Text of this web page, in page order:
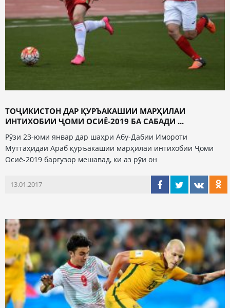
ТОҶИКИСТОН ДАР ҚУРЪАКАШИИ МАРҲИЛАИ
ИНТИХОБИИ ҶОМИ ОСИЁ-2019 БА САБАДИ ...
Рӯзи 23-юми январ дар шаҳри Абу-Дабии Имороти
Муттаҳидаи Араб қуръакашии марҳилаи интихобии Ҷоми
Осиё-2019 баргузор мешавад, ки аз рӯи он
13.01.2017